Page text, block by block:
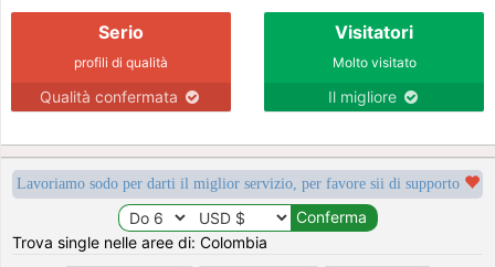
Serio
profili di qualità
Qualità confermata
Visitatori
Molto visitato
Il migliore
Lavoriamo sodo per darti il miglior servizio, per favore sii di supporto
Trova single nelle aree di: Colombia